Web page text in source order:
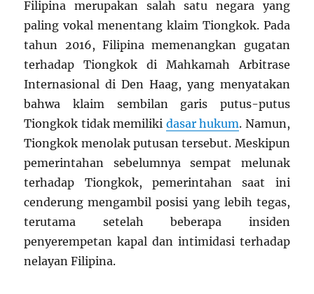
Filipina merupakan salah satu negara yang
paling vokal menentang klaim Tiongkok. Pada
tahun 2016, Filipina memenangkan gugatan
terhadap Tiongkok di Mahkamah Arbitrase
Internasional di Den Haag, yang menyatakan
bahwa klaim sembilan garis putus-putus
Tiongkok tidak memiliki dasar hukum. Namun,
Tiongkok menolak putusan tersebut. Meskipun
pemerintahan sebelumnya sempat melunak
terhadap Tiongkok, pemerintahan saat ini
cenderung mengambil posisi yang lebih tegas,
terutama setelah beberapa insiden
penyerempetan kapal dan intimidasi terhadap
nelayan Filipina.